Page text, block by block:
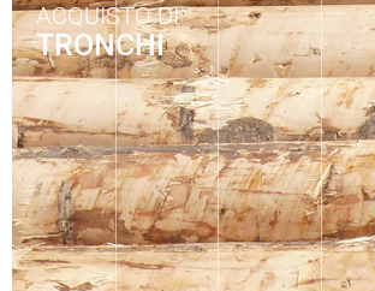
ACQUISTO DI
TRONCHI